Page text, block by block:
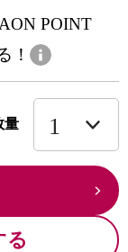
POINT
！
量
る